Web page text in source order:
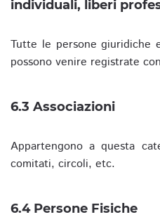
individuali, liberi
Tutte le persone giuridiche
possono venire registrate
6.3 Associazioni
Appartengono a questa
comitati, circoli, etc.
6.4 Persone Fisiche